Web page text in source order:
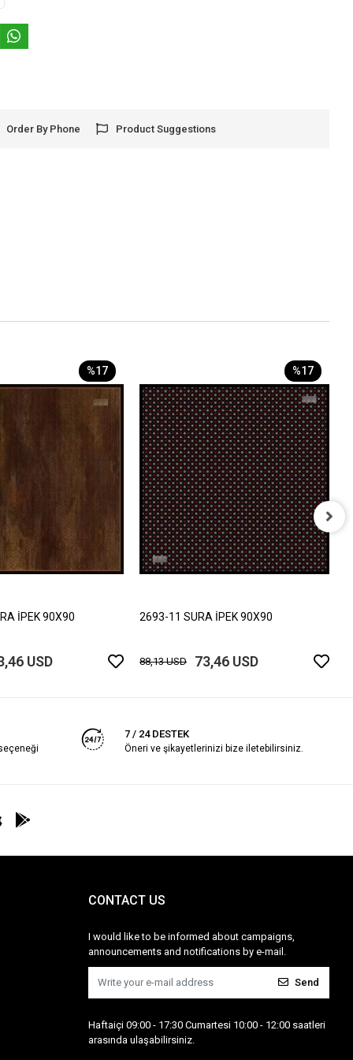
Order By Phone Product Suggestions
%17
İPEK 90X90
USD
%17
2693-11 SURA İPEK 90X90
88,13 USD 73,46 USD
7 / 24 DESTEK
Öneri ve şikayetlerinizi bize iletebilirsiniz.
CONTACT US
I would like to be informed about campaigns,
announcements and notifications by e-mail.
Send
Haftaiçi 09:00 - 17:30 Cumartesi 10:00 - 12:00 saatleri
arasında ulaşabilirsiniz.